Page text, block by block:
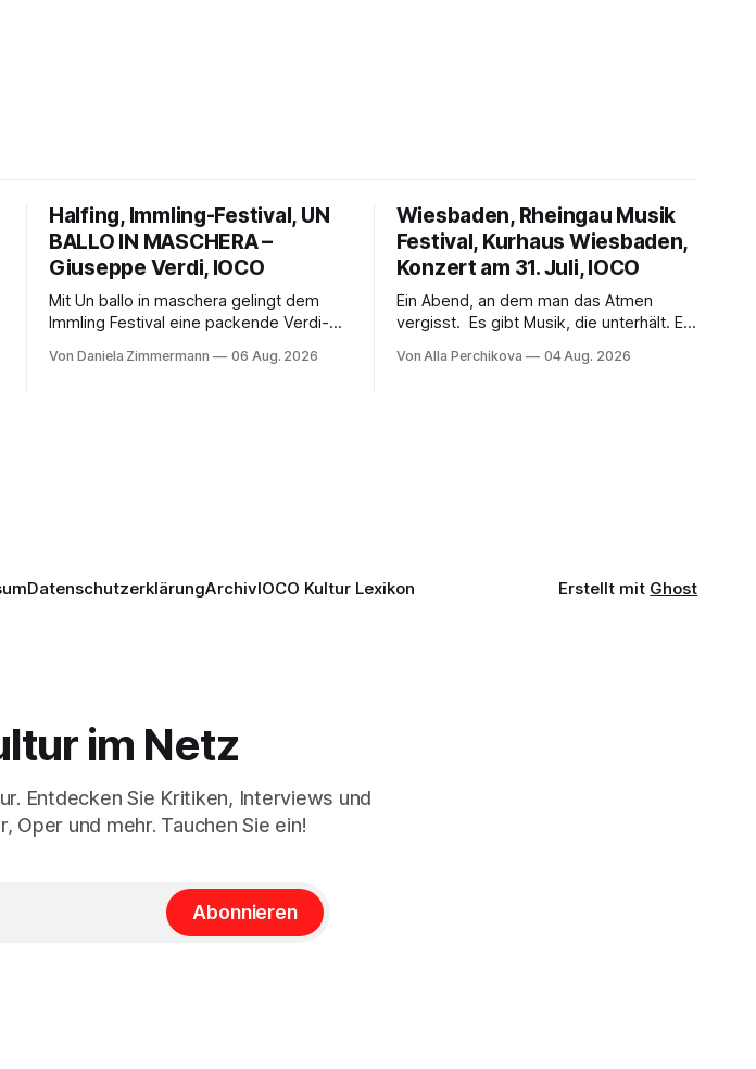
Halfing, Immling-Festival, UN
BALLO IN MASCHERA –
Giuseppe Verdi, IOCO
Mit Un ballo in maschera gelingt dem
Immling Festival eine packende Verdi-
Wirklichkeit. Verena von Kerssenbrock
Von Daniela Zimmermann 06 Aug. 2026
Wiesbaden, Rheingau Musik
Festival, Kurhaus Wiesbaden,
Konzert am 31. Juli, IOCO
Ein Abend, an dem man das Atmen
vergisst. Es gibt Musik, die unterhält. Es
Musik, nach der man minutenlang kein
Von Alla Perchikova 04 Aug. 2026
DatenschutzerklärungArchivIOCO Kultur Lexikon Erstellt mit Ghost
im Netz
Entdecken Sie Kritiken, Interviews und
Oper und mehr. Tauchen Sie ein!
Abonnieren